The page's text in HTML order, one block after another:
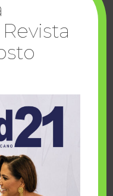
cumplen
Make-A-Wish